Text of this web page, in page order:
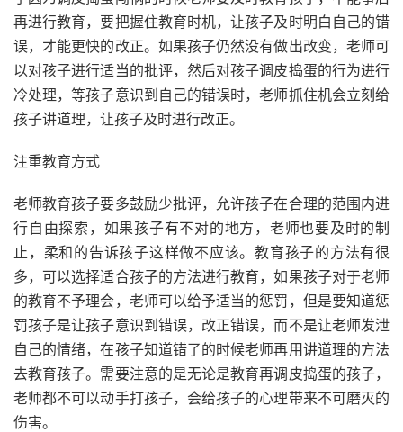
再进行教育，要把握住教育时机，让孩子及时明白自己的错
误，才能更快的改正。如果孩子仍然没有做出改变，老师可
以对孩子进行适当的批评，然后对孩子调皮捣蛋的行为进行
冷处理，等孩子意识到自己的错误时，老师抓住机会立刻给
孩子讲道理，让孩子及时进行改正。
注重教育方式
老师教育孩子要多鼓励少批评，允许孩子在合理的范围内进
行自由探索，如果孩子有不对的地方，老师也要及时的制
止，柔和的告诉孩子这样做不应该。教育孩子的方法有很
多，可以选择适合孩子的方法进行教育，如果孩子对于老师
的教育不予理会，老师可以给予适当的惩罚，但是要知道惩
罚孩子是让孩子意识到错误，改正错误，而不是让老师发泄
自己的情绪，在孩子知道错了的时候老师再用讲道理的方法
去教育孩子。需要注意的是无论是教育再调皮捣蛋的孩子，
老师都不可以动手打孩子，会给孩子的心理带来不可磨灭的
伤害。